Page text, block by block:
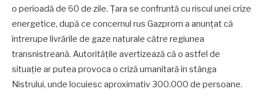
o perioadă de 60 de zile. Țara se confruntă cu riscul unei crize
energetice, după ce concernul rus Gazprom a anunțat că
întrerupe livrările de gaze naturale către regiunea
transnistreană. Autoritățile avertizează că o astfel de
situație ar putea provoca o criză umanitară în stânga
Nistrului, unde locuiesc aproximativ 300.000 de persoane.